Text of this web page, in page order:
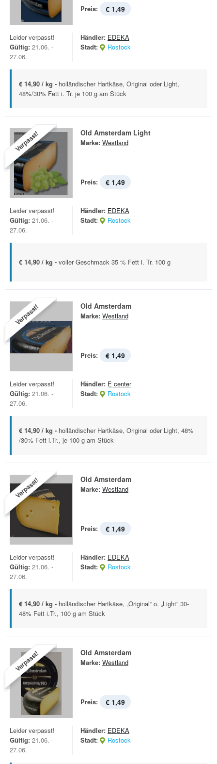
Preis: € 1,49
Leider verpasst!
Gültig: 21.06. -
27.06.
Händler: EDEKA
Stadt:
Rostock
€ 14,90 / kg - holländischer Hartkäse, Original oder Light,
48%/30% Fett i. Tr. je 100 g am Stück
Verpasst! Old Amsterdam Light
Marke: Westland
Preis: € 1,49
Leider verpasst!
Gültig: 21.06. -
27.06.
Händler: EDEKA
Stadt:
Rostock
€ 14,90 / kg - voller Geschmack 35 % Fett i. Tr. 100 g
Verpasst! Old Amsterdam
Marke: Westland
Preis: € 1,49
Leider verpasst!
Gültig: 21.06. -
27.06.
Händler: E center
Stadt:
Rostock
€ 14,90 / kg - holländischer Hartkäse, Original oder Light, 48%
/30% Fett i.Tr., je 100 g am Stück
Verpasst! Old Amsterdam
Marke: Westland
Preis: € 1,49
Leider verpasst!
Gültig: 21.06. -
27.06.
Händler: EDEKA
Stadt:
Rostock
€ 14,90 / kg - holländischer Hartkäse, „Original“ o. „Light“ 30-
48% Fett i.Tr., 100 g am Stück
Verpasst! Old Amsterdam
Marke: Westland
Preis: € 1,49
Leider verpasst!
Gültig: 21.06. -
27.06.
Händler: EDEKA
Stadt:
Rostock